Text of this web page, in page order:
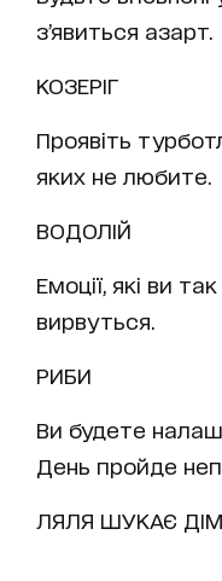
з’явиться азарт.
КОЗЕРІГ
Проявіть
яких не любите.
ВОДОЛІЙ
Емоції, які ви
вирвуться.
РИБИ
Ви будете
День пройде
ЛЯЛЯ ШУКАЄ